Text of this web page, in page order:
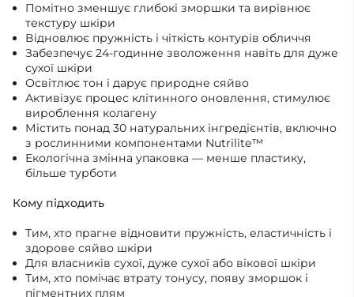
Помітно зменшує глибокі зморшки та вирівнює
текстуру шкіри
Відновлює пружність і чіткість контурів обличчя
Забезпечує 24-годинне зволоження навіть для дуже
сухої шкіри
Освітлює тон і дарує природне сяйво
Активізує процес клітинного оновлення, стимулює
вироблення колагену
Містить понад 30 натуральних інгредієнтів, включно
з рослинними компонентами Nutrilite™
Екологічна змінна упаковка — менше пластику,
більше турботи
Кому підходить
Тим, хто прагне відновити пружність, еластичність і
здорове сяйво шкіри
Для власників сухої, дуже сухої або вікової шкіри
Тим, хто помічає втрату тонусу, появу зморшок і
пігментних плям